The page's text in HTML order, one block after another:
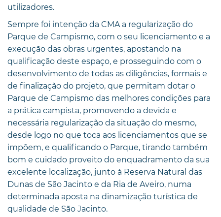
utilizadores.
Sempre foi intenção da CMA a regularização do
Parque de Campismo, com o seu licenciamento e a
execução das obras urgentes, apostando na
qualificação deste espaço, e prosseguindo com o
desenvolvimento de todas as diligências, formais e
de finalização do projeto, que permitam dotar o
Parque de Campismo das melhores condições para
a prática campista, promovendo a devida e
necessária regularização da situação do mesmo,
desde logo no que toca aos licenciamentos que se
impõem, e qualificando o Parque, tirando também
bom e cuidado proveito do enquadramento da sua
excelente localização, junto à Reserva Natural das
Dunas de São Jacinto e da Ria de Aveiro, numa
determinada aposta na dinamização turística de
qualidade de São Jacinto.